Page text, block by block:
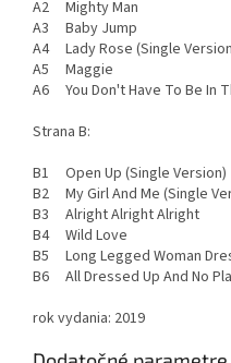
A2 Mighty Man
A3 Baby Jump
A4 Lady Rose (Single
A5 Maggie
A6 You Don't Have To Be In
Strana B:
B1 Open Up (Single Version)
B2 My Girl And Me (Single
B3 Alright Alright Alright
B4 Wild Love
B5 Long Legged Woman
B6 All Dressed Up And No
rok vydania: 2019